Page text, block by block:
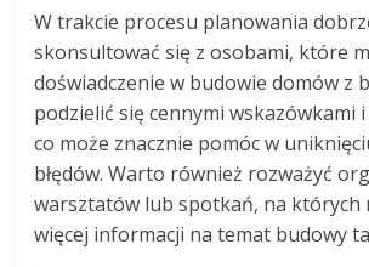
W trakcie procesu planowania
skonsultować się z osobami, które
doświadczenie w budowie domów z
podzielić się cennymi wskazówkami
co może znacznie pomóc w
błędów. Warto również rozważyć
warsztatów lub spotkań, na których
więcej informacji na temat budowy